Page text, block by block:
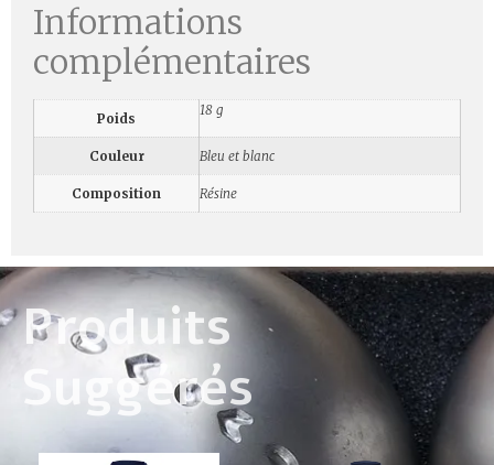
Informations
complémentaires
Poids
18 g
Couleur Bleu et blanc
Composition Résine
Produits
Suggérés